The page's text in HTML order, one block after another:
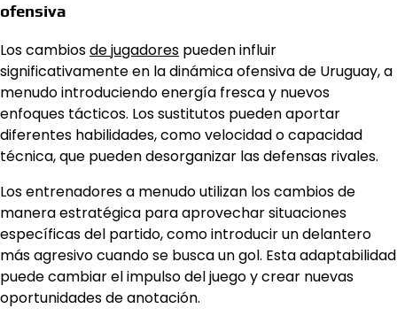
ofensiva
Los cambiosde jugadores pueden influir
significativamente en la dinámica ofensiva de Uruguay, a
menudo introduciendo energía fresca y nuevos
enfoques tácticos. Los sustitutos pueden aportar
diferentes habilidades, como velocidad o capacidad
técnica, que pueden desorganizar las defensas rivales.
Los entrenadores a menudo utilizan los cambios de
manera estratégica para aprovechar situaciones
específicas del partido, como introducir un delantero
más agresivo cuando se busca un gol. Esta adaptabilidad
puede cambiar el impulso del juego y crear nuevas
oportunidades de anotación.